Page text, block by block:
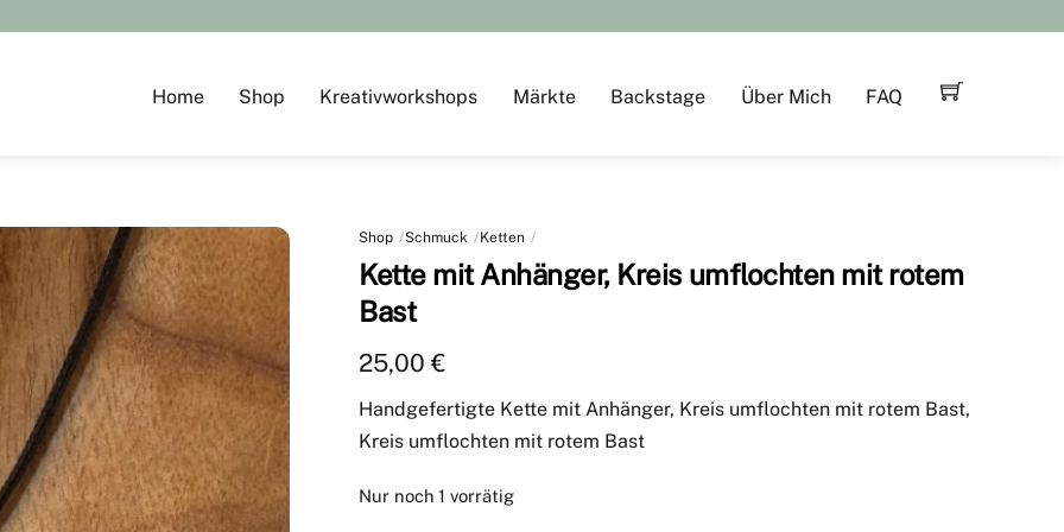
Home Shop Kreativworkshops Märkte Backstage Über Mich FAQ
Shop Schmuck Ketten
Kette mit Anhänger, Kreis umflochten mit rotem
Bast
25,00€
Handgefertigte Kette mit Anhänger, Kreis umflochten mit rotem Bast,
Kreis umflochten mit rotem Bast
Nur noch 1 vorrätig